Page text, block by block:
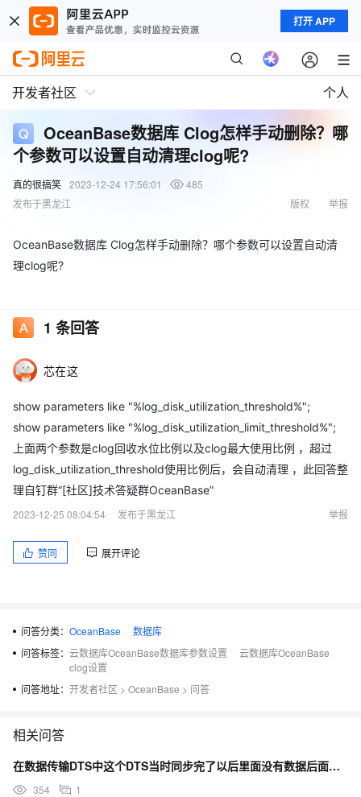
打开 APP
开发者社区 个人
OceanBase数据库 Clog怎样手动删除？哪
个参数可以设置自动清理clog呢?
真的很搞笑 2023-12-24 17:56:01
485
发布于黑龙江
举报
版权
OceanBase数据库 Clog怎样手动删除？哪个参数可以设置自动清
理clog呢?
1 条回答
芯在这
show parameters like "%log_disk_utilization_threshold%";
show parameters like "%log_disk_utilization_limit_threshold%";
上面两个参数是clog回收水位比例以及clog最大使用比例 ，超过
log_disk_utilization_threshold使用比例后，会自动清理 ，此回答整
理自钉群“[社区]技术答疑群OceanBase”
2023-12-25 08:04:54
发布于黑龙江 举报
赞同 展开评论
问答分类： OceanBase
数据库
问答标签： 云数据库OceanBase数据库参数设置
云数据库OceanBase
clog设置
问答地址： 开发者社区 > OceanBase > 问答
相关问答
在数据传输DTS中这个DTS当时同步完了以后里面没有数据后面数据库里面的东西也清理掉了仍然会扣费么？
354 1